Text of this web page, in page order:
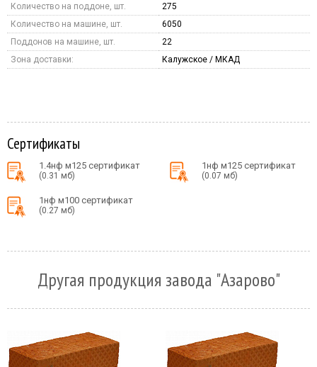
Количество на поддоне, шт.
275
Количество на машине, шт.
6050
Поддонов на машине, шт.
22
Зона доставки:
Калужское / МКАД
Сертификаты
1.4нф м125 сертификат
(0.31 мб)
1нф м125 сертификат
(0.07 мб)
1нф м100 сертификат
(0.27 мб)
Другая продукция завода "Азарово"